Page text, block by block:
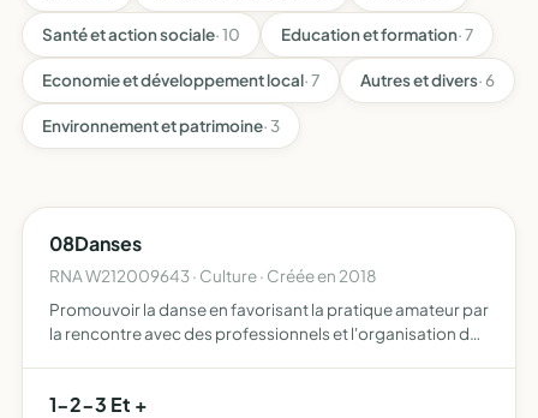
Santé et action sociale· 10 Education et formation· 7
Economie et développement local· 7 Autres et divers· 6
Environnement et patrimoine· 3
08Danses
RNA W212009643 · Culture · Créée en 2018
Promouvoir la danse en favorisant la pratique amateur par
la rencontre avec des professionnels et l'organisation de
1-2-3 Et +